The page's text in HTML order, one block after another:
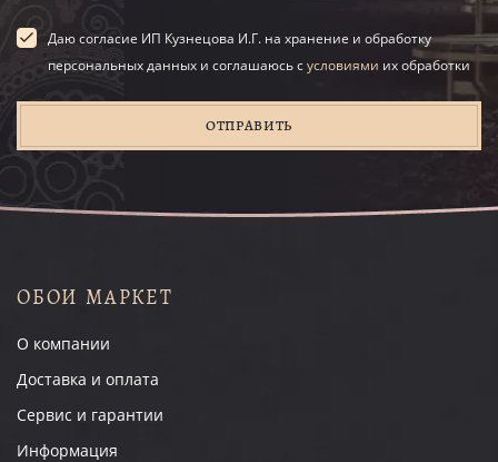
Даю согласие ИП Кузнецова И.Г. на хранение и обработку
персональных данных и соглашаюсь сусловиями их обработки
ОТПРАВИТЬ
ОБОИ МАРКЕТ
О компании
Доставка и оплата
Сервис и гарантии
Информация